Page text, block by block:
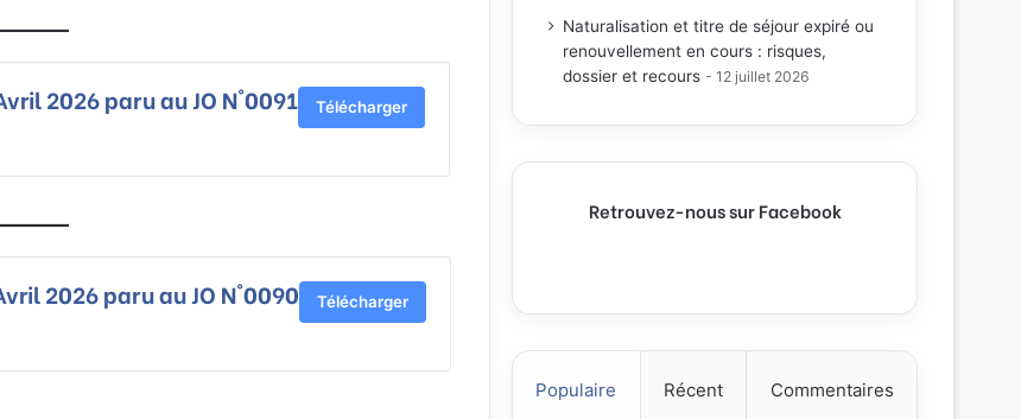
2026 paru au JO N°0091 Télécharger
2026 paru au JO N°0090 Télécharger
Naturalisation et titre de séjour expiré ou
renouvellement en cours : risques,
dossier et recours
12 juillet 2026
Retrouvez-nous sur Facebook
Populaire Récent Commentaires